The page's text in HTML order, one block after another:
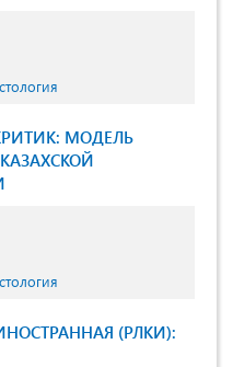
МОДЕЛЬ
(РЛКИ):